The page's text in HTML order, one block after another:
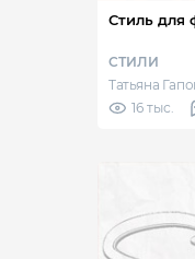
Стиль для
СТИЛИ
Татьяна
16 тыс.